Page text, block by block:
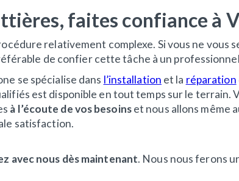
faites confiance à
relativement complexe. Si vous ne vous
de confier cette tâche à un
se spécialise dans l’installation et la réparation
est disponible en tout temps sur le
à l’écoute de vos besoinset nous allons même
satisfaction.
avec nous dès maintenant. Nous nous ferons